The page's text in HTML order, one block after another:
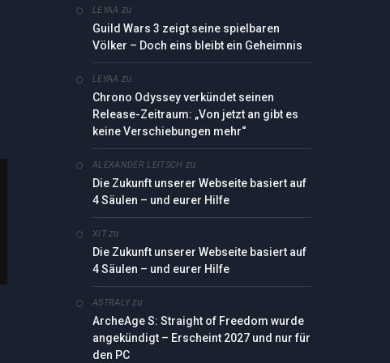
LEYAA zu
Guild Wars 3 zeigt seine spielbaren
Völker – Doch eins bleibt ein Geheimnis
LEYAA zu
Chrono Odyssey verkündet seinen
Release-Zeitraum: „Von jetzt an gibt es
keine Verschiebungen mehr“
ALEXANDER LEITSCH zu
Die Zukunft unserer Webseite basiert auf
4 Säulen – und eurer Hilfe
XITzu
Die Zukunft unserer Webseite basiert auf
4 Säulen – und eurer Hilfe
ASTRALYzu
ArcheAge S: Straight of Freedom wurde
angekündigt – Erscheint 2027 und nur für
den PC